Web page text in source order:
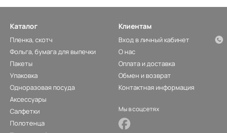
Каталог
Пленка, скотч
Фольга, бумага для выпечки
Пакеты
Упаковка
Одноразовая посуда
Аксессуары
Салфетки
Полотенца
Клиентам
Вход в личный кабинет
О нас
Оплата и доставка
Обмен и возврат
Контактная информация
Мы в соцсетях